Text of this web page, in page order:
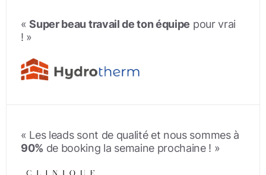
«Super beau travail de ton équipe pour vrai
! »
« Les leads sont de qualité et nous sommes à
90% de booking la semaine prochaine ! »